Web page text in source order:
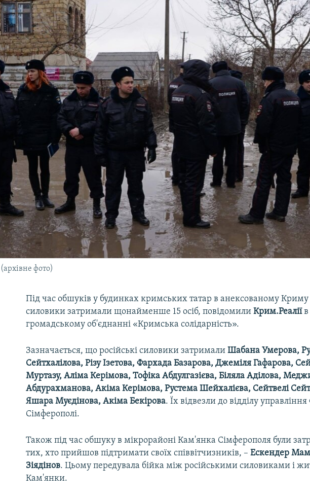
фото)
Під час обшуків у будинках кримських татар в анексованому Криму
силовики затримали щонайменше 15 осіб, повідомилиКрим.Реаліїв
громадському об'єднанні «Кримська солідарність».
Зазначається, що російські силовики затрималиШабана Умерова,
Сейтхалілова, Різу Ізетова, Фархада Базарова, Джеміля Гафарова,
Муртазу, Аліма Керімова, Тофіка Абдулгазієва, Біляла Аділова,
Абдурахманова, Акіма Керімова, Рустема Шейхалієва, Сейтвелі
Яшара Муєдінова, Акіма Бекірова. Їх відвезли до відділу управління
Сімферополі.
Також під час обшуку в мікрорайоні Кам'янка Сімферополя були
тих, хто прийшов підтримати своїх співвітчизників, –Ескендер
Зіядінов. Цьому передувала бійка між російськими силовиками і
Кам'янки.